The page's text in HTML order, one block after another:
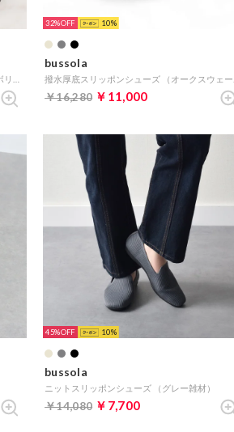
32% 10
bussola
￥16,280 ￥11,000
45% 10
bussola
ニットスリッポンシューズ （グレー雑材）
￥14,080 ￥7,700